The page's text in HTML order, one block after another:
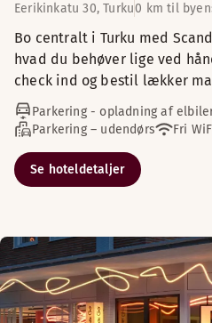
Eerikinkatu 30, Turku0 km til
Bo centralt i Turku med
hvad du behøver lige ved
check ind og bestil lækker
Parkering - opladning af
Parkering – udendørs
Fri
Se hoteldetaljer